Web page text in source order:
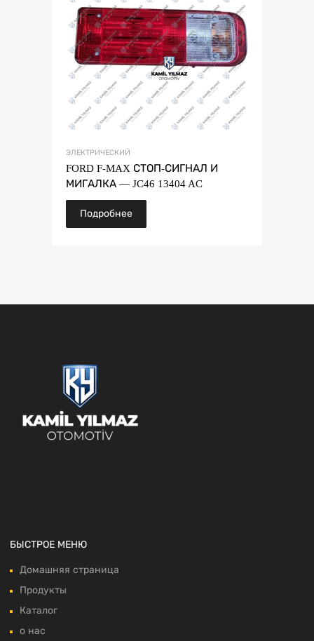
ЭЛЕКТРИЧЕСКИЙ
FORD F-MAX СТОП-СИГНАЛ И
МИГАЛКА — JC46 13404 AC
Подробнее
БЫСТРОЕ МЕНЮ
Домашняя страница
Продукты
Каталог
о нас